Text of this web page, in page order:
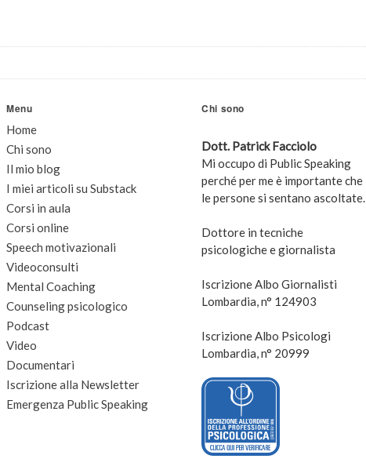
Menu
Home
Chi sono
Il mio blog
I miei articoli su Substack
Corsi in aula
Corsi online
Speech motivazionali
Videoconsulti
Mental Coaching
Counseling psicologico
Podcast
Video
Documentari
Iscrizione alla Newsletter
Emergenza Public Speaking
Chi sono
Dott. Patrick Facciolo
Mi occupo di Public Speaking
perché per me è importante che
le persone si sentano ascoltate.
Dottore in tecniche
psicologiche e giornalista
Iscrizione Albo Giornalisti
Lombardia, n° 124903
Iscrizione Albo Psicologi
Lombardia, n° 20999